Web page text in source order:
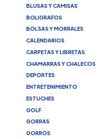
BLUSAS Y CAMISAS
BOLIGRAFOS
BOLSAS Y MORRALES
CALENDARIOS
CARPETAS Y LIBRETAS
CHAMARRAS Y CHALECOS
DEPORTES
ENTRETENIMIENTO
ESTUCHES
GOLF
GORRAS
GORROS